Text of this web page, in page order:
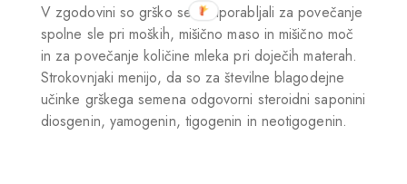
V zgodovini so grško seno uporabljali za povečanje
spolne sle pri moških, mišično maso in mišično moč
in za povečanje količine mleka pri doječih materah.
Strokovnjaki menijo, da so za številne blagodejne
učinke grškega semena odgovorni steroidni saponini
diosgenin, yamogenin, tigogenin in neotigogenin.